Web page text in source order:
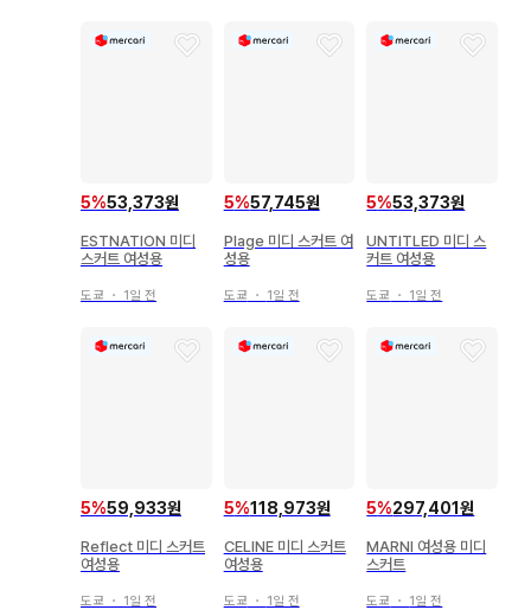
5%53,373원
ESTNATION 미디
스커트 여성용
도쿄 ・ 1일 전
5%57,745원
Plage 미디 스커트 여
성용
도쿄 ・ 1일 전
5%53,373원
UNTITLED 미디 스
커트 여성용
도쿄 ・ 1일 전
5%59,933원
Reflect 미디 스커트
여성용
도쿄 ・ 1일 전
5%118,973원
CELINE 미디 스커트
여성용
도쿄 ・ 1일 전
5%297,401원
MARNI 여성용 미디
스커트
도쿄 ・ 1일 전